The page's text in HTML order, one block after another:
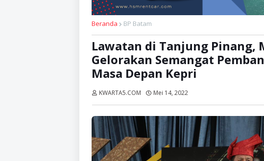
Beranda BP Batam
Lawatan di Tanjung Pinang,
Gelorakan Semangat
Masa Depan Kepri
KWARTA5.COM Mei 14, 2022